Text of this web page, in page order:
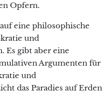
Opfern.
eine philosophische
und
Es gibt aber eine
Argumenten für
und
das Paradies auf Erden